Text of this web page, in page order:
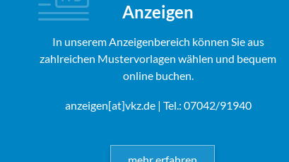
Anzeigen
In unserem Anzeigenbereich können Sie aus
zahlreichen Mustervorlagen wählen und bequem
online buchen.
anzeigen[at]vkz.de| Tel.: 07042/91940